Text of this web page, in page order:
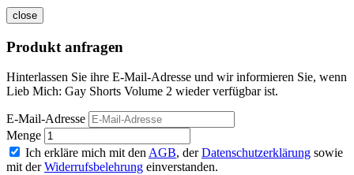
close
Produkt anfragen
Hinterlassen Sie ihre E-Mail-Adresse und wir informieren Sie, wenn
Lieb Mich: Gay Shorts Volume 2 wieder verfügbar ist.
E-Mail-Adresse
Menge
Ich erkläre mich mit den AGB, derDatenschutzerklärung sowie
mit derWiderrufsbelehrung einverstanden.